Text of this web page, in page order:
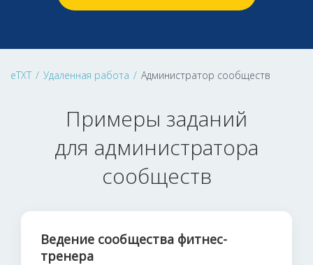
eTXT / Удаленная работа / Администратор сообществ
Примеры заданий
для администратора
сообществ
Ведение сообщества фитнес-
тренера